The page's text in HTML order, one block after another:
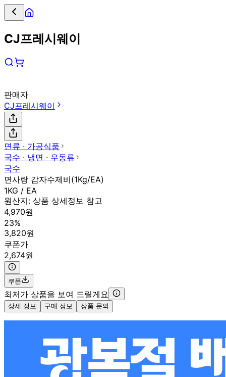
CJ프레시웨이
판매자
CJ프레시웨이
면류 ∙ 가공식품
국수 ∙ 냉면 ∙ 우동류
국수
면사랑 감자수제비(1Kg/EA)
1KG / EA
원산지: 상품 상세정보 참고
4,970원
23%
3,820원
쿠폰가
2,674원
쿠폰
최저가 상품을 보여 드릴게요
상세 정보 구매 정보 상품 문의